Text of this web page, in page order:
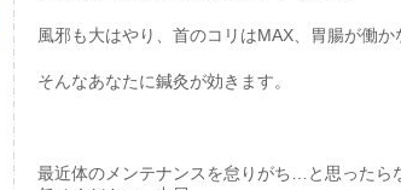
風邪も大はやり、首のコリはMAX、胃腸が働か
そんなあなたに鍼灸が効きます。
最近体のメンテナンスを怠りがち…と思ったら